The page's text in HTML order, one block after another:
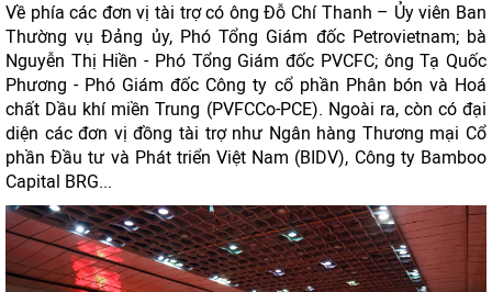
Về phía các đơn vị tài trợ có ông Đỗ Chí Thanh – Ủy viên Ban
Thường vụ Đảng ủy, Phó Tổng Giám đốc Petrovietnam; bà
Nguyễn Thị Hiền - Phó Tổng Giám đốc PVCFC; ông Tạ Quốc
Phương - Phó Giám đốc Công ty cổ phần Phân bón và Hoá
chất Dầu khí miền Trung (PVFCCo-PCE). Ngoài ra, còn có đại
diện các đơn vị đồng tài trợ như Ngân hàng Thương mại Cổ
phần Đầu tư và Phát triển Việt Nam (BIDV), Công ty Bamboo
Capital BRG...